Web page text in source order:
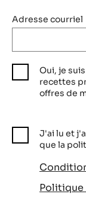
Adresse courriel
Oui, je
recettes
offres de
J'ai lu et
que la